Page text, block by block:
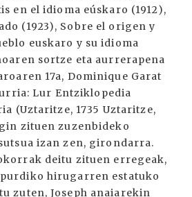
en el idioma eúskaro (1912),
(1923), Sobre el origen y
euskaro y su idioma
sortze eta aurrerapena
17a, Dominique Garat
Lur Entziklopedia
(Uztaritze, 1735 Uztaritze,
zituen zuzenbideko
izan zen, girondarra.
deitu zituen erregeak,
hirugarren estatuko
zuten, Joseph anaiarekin